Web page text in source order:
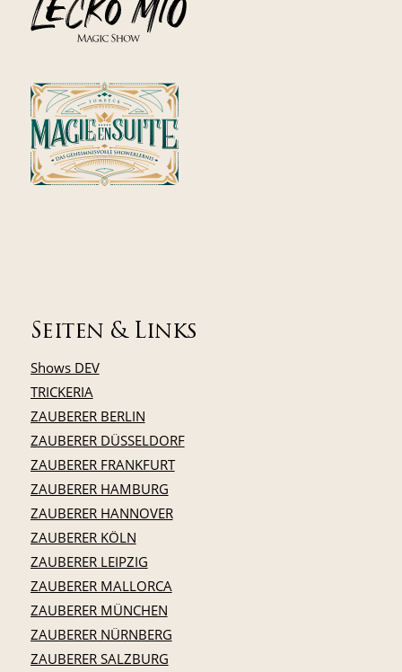
Seiten & Links
Shows DEV
TRICKERIA
ZAUBERER BERLIN
ZAUBERER DÜSSELDORF
ZAUBERER FRANKFURT
ZAUBERER HAMBURG
ZAUBERER HANNOVER
ZAUBERER KÖLN
ZAUBERER LEIPZIG
ZAUBERER MALLORCA
ZAUBERER MÜNCHEN
ZAUBERER NÜRNBERG
ZAUBERER SALZBURG